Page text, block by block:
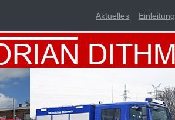
Aktuelles Einleitung